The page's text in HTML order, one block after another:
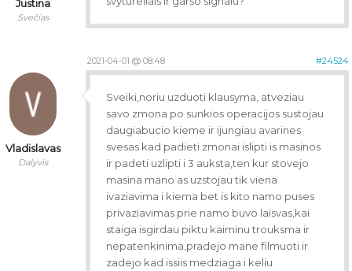
Justina
Svečias
2021-04-01 @ 08:48 #24524
Vladislavas
Dalyvis
Sveiki,noriu uzduoti klausyma, atveziau
savo zmona po sunkios operacijos sustojau
daugiabucio kieme ir ijungiau avarines
svesas kad padieti zmonai islipti is masinos
ir padeti uzlipti i 3 auksta,ten kur stovejo
masina mano as uzstojau tik viena
ivaziavima i kiema bet is kito namo puses
privaziavimas prie namo buvo laisvas,kai
staiga isgirdau piktu kaiminu trouksma ir
nepatenkinima,pradejo mane filmuoti ir
zadejo kad issiis medziaga i keliu